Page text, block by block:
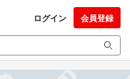
ログイン 会員登録